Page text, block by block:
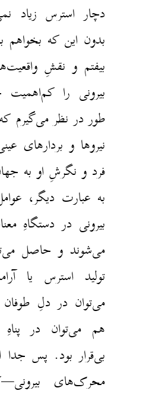
دچار استرس زیاد
بدون این‌ که بخواهم
بیفتم و نقشِ
بیرونی را
طور در نظر می‌گیرم
نیروها و بردارهای
فرد و نگرشِ او به
به عبارت دیگر،
بیرونی در دستگاهِ
می‌شوند و حاصل
تولید استرس یا
می‌توان در دلِ طوفان
هم می‌توان در پناهِ
بی‌قرار بود. پس
محرک‌های